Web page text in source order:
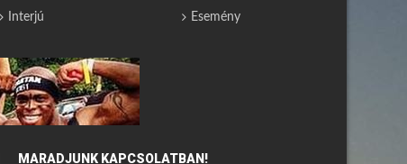
Interjú
Esemény
MARADJUNK KAPCSOLATBAN!